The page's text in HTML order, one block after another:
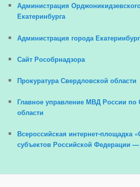
Администрация
Екатеринбурга
Администрация города
Сайт Рособрнадзора
Прокуратура Свердловской области
Главное управление МВД России по
области
Всероссийская интернет-площадка
субъектов Российской Федерации